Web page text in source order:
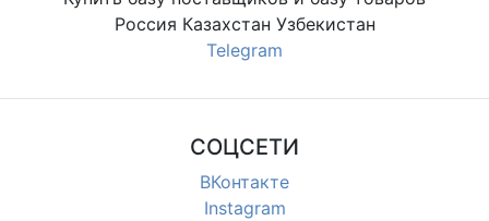
Россия Казахстан Узбекистан
Telegram
СОЦСЕТИ
ВКонтакте
Instagram